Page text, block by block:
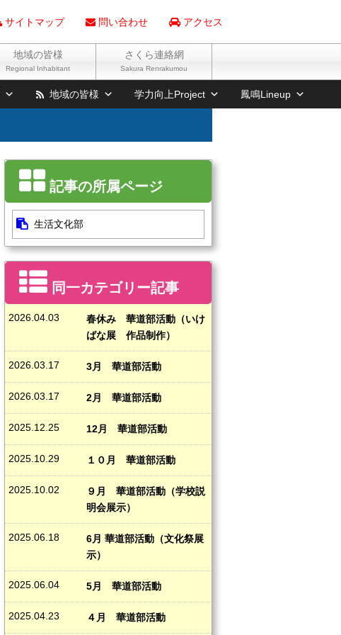
サイトマップ 問い合わせ アクセス
地域の皆様
Regional Inhabitant
さくら連絡網
Sakura Renrakumou
地域の皆様 学力向上Project 鳳鳴Lineup
記事の所属ページ
生活文化部
同一カテゴリー記事
2026.04.03
春休み 華道部活動（いけ
ばな展 作品制作）
2026.03.17 3月 華道部活動
2026.03.17 2月 華道部活動
2025.12.25 12月 華道部活動
2025.10.29 １０月 華道部活動
2025.10.02
９月 華道部活動（学校説
明会展示）
2025.06.18
6月 華道部活動（文化祭展
示）
2025.06.04 5月 華道部活動
2025.04.23 ４月 華道部活動